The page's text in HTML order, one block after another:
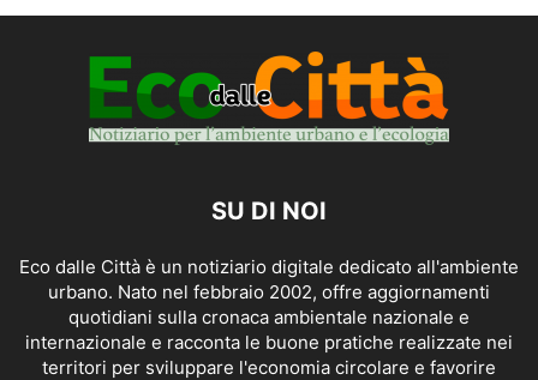
SU DI NOI
Eco dalle Città è un notiziario digitale dedicato all'ambiente
urbano. Nato nel febbraio 2002, offre aggiornamenti
quotidiani sulla cronaca ambientale nazionale e
internazionale e racconta le buone pratiche realizzate nei
territori per sviluppare l'economia circolare e favorire